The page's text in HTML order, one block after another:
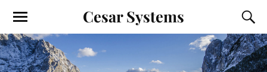
Cesar Systems